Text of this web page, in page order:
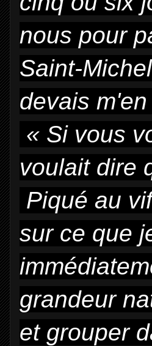
nous pour
Saint-
devais
« Si vous
voulait dire
Piqué au
sur ce que
grandeur
et grouper